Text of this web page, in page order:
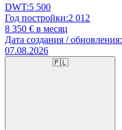
DWT:5 500
Год постройки:2 012
8 350 € в месяц
Дата создания / обновления:
07.08.2026
🇵🇱